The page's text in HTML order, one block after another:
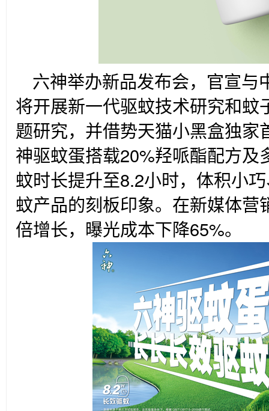
六神举办新品发布会，官宣与
将开展新一代驱蚊技术研究和蚊
题研究，并借势天猫小黑盒独家
神驱蚊蛋搭载20%羟哌酯配方及
蚊时长提升至8.2小时，体积小
蚊产品的刻板印象。在新媒体营
倍增长，曝光成本下降65%。